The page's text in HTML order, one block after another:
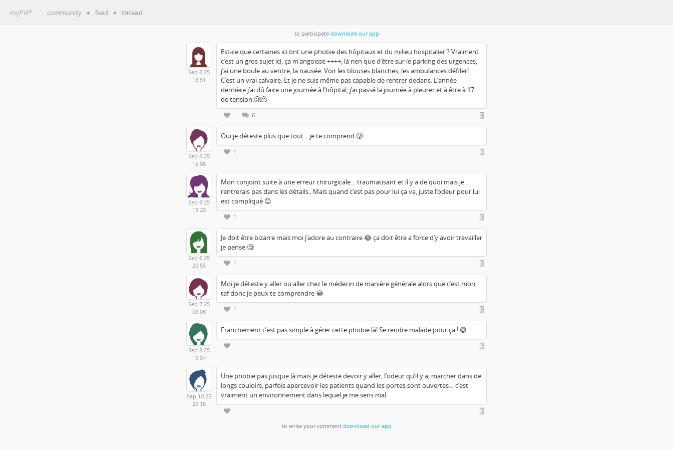
myPill® community ➧ feed ➧ thread
to participate download our app
Sep 6 25
13:51
Est-ce que certaines ici ont une phobie des hôpitaux et du milieu hospitalier ? Vraiment
c’est un gros sujet ici, ça m’angoisse ++++, là rien que d’être sur le parking des urgences,
j’ai une boule au ventre, la nausée. Voir les blouses blanches, les ambulances défiler!
C’est un vrai calvaire. Et je ne suis même pas capable de rentrer dedans. L’année
dernière j’ai dû faire une journée à l’hôpital, j’ai passé la journée à pleurer et à être à 17
de tension.🥲🫠
6
Sep 6 25
15:06
Oui je déteste plus que tout .. je te comprend 🥲
1
Sep 6 25
19:20
Mon conjoint suite à une erreur chirurgicale… traumatisant et il y a de quoi mais je
rentrerais pas dans les détails.. Mais quand c’est pas pour lui ça va, juste l’odeur pour lui
est compliqué 😊
1
Sep 6 25
20:55
Je doit être bizarre mais moi j’adore au contraire 😂 ça doit être a force d’y avoir travailler
je pense 🧐
1
Sep 7 25
08:06
Moi je déteste y aller ou aller chez le médecin de manière générale alors que c’est mon
taf donc je peux te comprendre 😂
1
Sep 8 25
19:07
Franchement c’est pas simple à gérer cette phobie là! Se rendre malade pour ça ! 😅
Sep 10 25
20:18
Une phobie pas jusque là mais je déteste devoir y aller, l’odeur qu’il y a, marcher dans de
longs couloirs, parfois apercevoir les patients quand les portes sont ouvertes… c’est
vraiment un environnement dans lequel je me sens mal
to write your comment download our app